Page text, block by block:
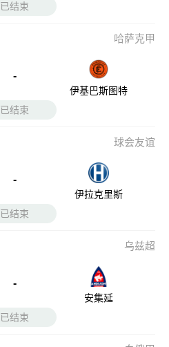
已结束
哈萨克甲
-
伊基巴斯图特
已结束
球会友谊
-
伊拉克里斯
已结束
乌兹超
-
安集延
已结束